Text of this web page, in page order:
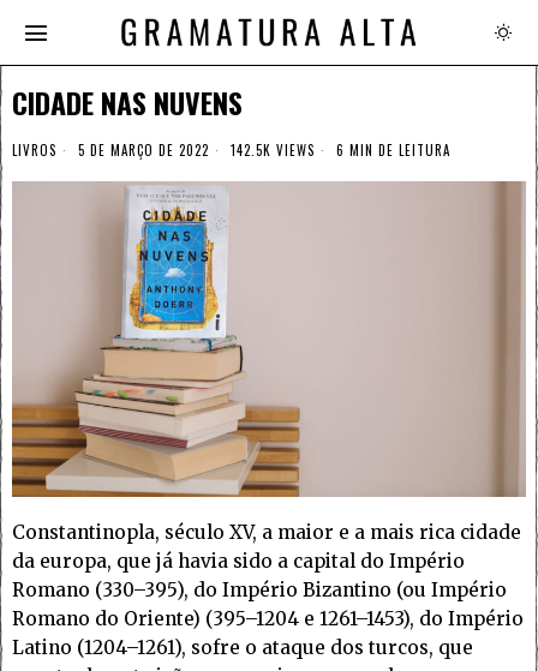
CIDADE NAS NUVENS
LIVROS 5 DE MARÇO DE 2022 142.5K VIEWS 6 MIN DE LEITURA
Constantinopla, século XV, a maior e a mais rica cidade
da europa, que já havia sido a capital do Império
Romano (330–395), do Império Bizantino (ou Império
Romano do Oriente) (395–1204 e 1261–1453), do Império
Latino (1204–1261), sofre o ataque dos turcos, que